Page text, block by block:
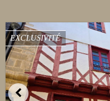
EXCLUSIVITÉ